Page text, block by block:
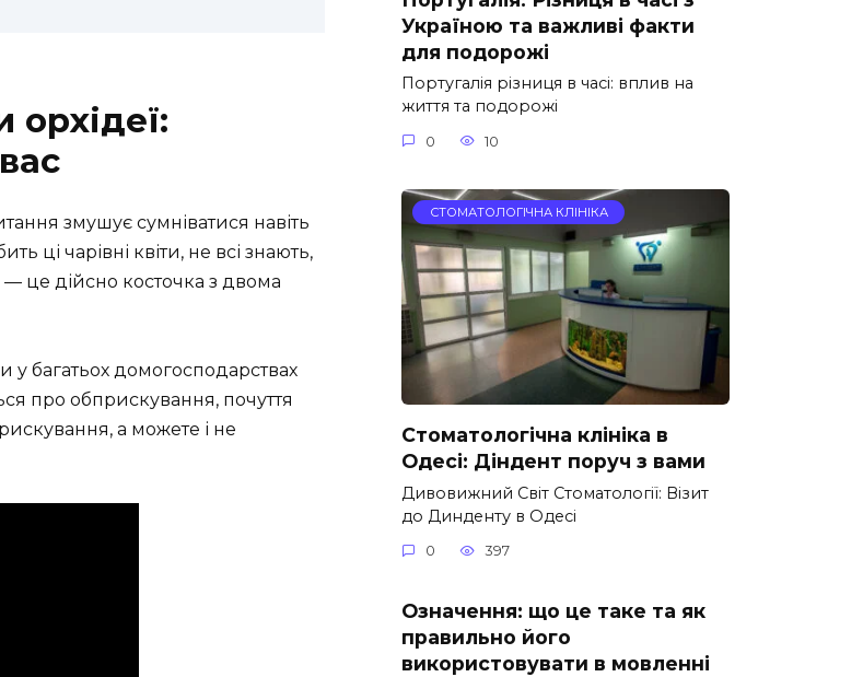
орхідеї:
змушує сумніватися навіть
ці чарівні квіти, не всі знають,
це дійсно косточка з двома
багатьох домогосподарствах
про обприскування, почуття
а можете і не
Україною та важливі факти
для подорожі
Португалія різниця в часі: вплив на
життя та подорожі
0 10
СТОМАТОЛОГІЧНА КЛІНІКА
Стоматологічна клініка в
Одесі: Діндент поруч з вами
Дивовижний Світ Стоматології: Візит
до Динденту в Одесі
0 397
Означення: що це таке та як
правильно його
використовувати в мовленні